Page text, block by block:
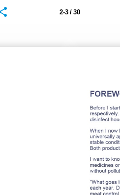
2-3 / 30